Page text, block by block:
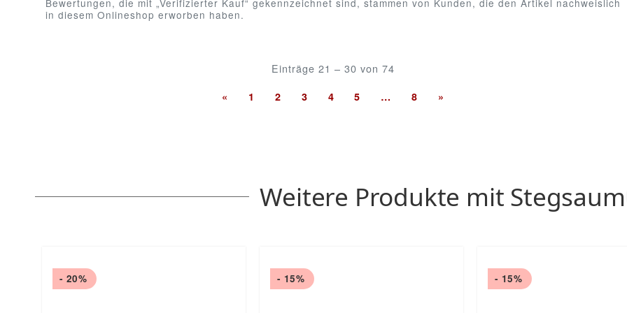
Bewertungen, die mit „Verifizierter Kauf“ gekennzeichnet sind, stammen von Kunden, die den Artikel nachweislich
in diesem Onlineshop erworben haben.
Einträge 21 – 30 von 74
« 1 2 3 4 5 … 8 »
Weitere Produkte mit Stegsaum
- 20% - 15% - 15%